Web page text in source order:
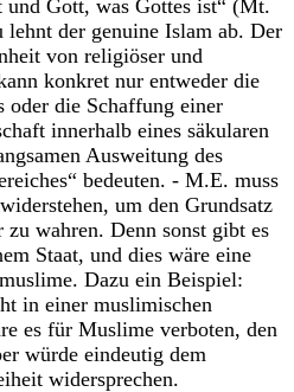
und Gott, was Gottes ist“ (Mt.
lehnt der genuine Islam ab. Der
von religiöser und
konkret nur entweder die
oder die Schaffung einer
innerhalb eines säkularen
Ausweitung des
bedeuten. - M.E. muss
um den Grundsatz
wahren. Denn sonst gibt es
Staat, und dies wäre eine
Dazu ein Beispiel:
in einer muslimischen
es für Muslime verboten, den
würde eindeutig dem
widersprechen.